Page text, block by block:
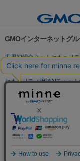
GMOインターネットグ
世界初総合ネットセキュリ
パスワード漏洩診断
セキュリティ相談AIチャット
実在証明・盗聴対策
サイバー攻撃対策（GMO
セキュリティ事業の軌跡